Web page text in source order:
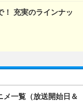
充実のラインナッ
メ一覧（放送開始日＆